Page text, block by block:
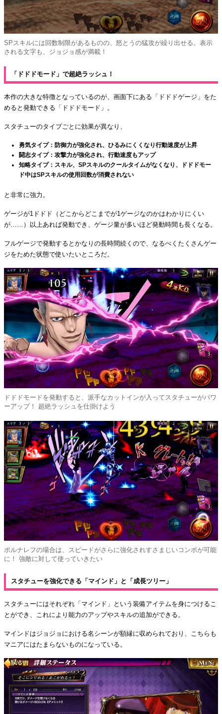
SPスキルには回数制限があるものの、怒とうの猛攻が繰り出せる。表示
される文字も、ジョジョ感が満載！
「ドドドモード」で超絶ラッシュ！
本作の大きな特徴となっているのが、画面下にある「ドドドゲージ」をた
めると発動できる「ドドドモード」。
スタチューのタイプごとに効果が異なり、
勇気タイプ：防御力が強化され、ひるみにくくなり行動速度が上昇
闘志タイプ：攻撃力が強化され、行動速度もアップ
知略タイプ：スキル、SPスキルのクールタイムがなくなり、ドドドモー
ド中はSPスキルの使用回数が消費されない
と非常に強力。
ゲージが1ドドド（どこからどこまでが1ゲージなのかはわかりにくい
が……）以上あれば発動でき、ゲージ量が多いほど発動時間も長くなる。
フルゲージで発動するとかなりの長時間続くので、なるべくたくさんゲー
ジをためた状態で使いたいところだ。
ドドドモードを発動すると、派手なカットインが入ってスタチューがパワ
ーアップ！ 超絶ラッシュを仕掛けよう
ポルナレフの場合は、スピードがさらに強化されすさまじいコンボが可能
に！ 強敵に対して使っていきたい
スタチューを強化できる「マインド」と「成長ツリー」
スタチューにはそれぞれ「マインド」という装備アイテムを身につけるこ
とができ、これにより能力のアップやスキルの追加ができる。
マインドはジョジョにおける名シーンが額縁に収められており、こちらも
マニアにはたまらないものになっている。